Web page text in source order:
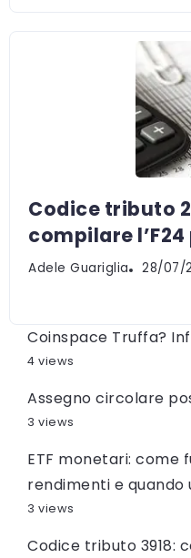
Codice tributo
compilare l’F24
Adele Guariglia 28/07/
Coinspace Truffa?
4 views
Assegno circolare
3 views
ETF monetari: come
rendimenti e
3 views
Codice tributo 3918: